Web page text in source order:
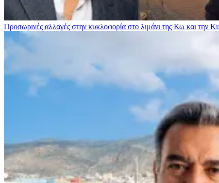
Προσωρινές αλλαγές στην κυκλοφορία στο λιμάνι της Κω και την